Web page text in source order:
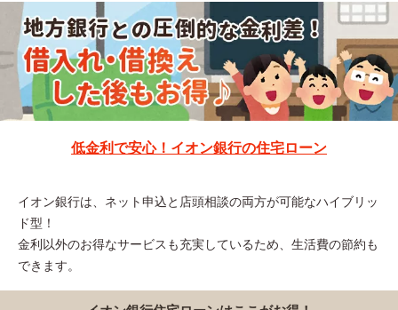
低金利で安心！イオン銀行の住宅ローン
イオン銀行は、ネット申込と店頭相談の両方が可能なハイブリッ
ド型！
金利以外のお得なサービスも充実しているため、生活費の節約も
できます。